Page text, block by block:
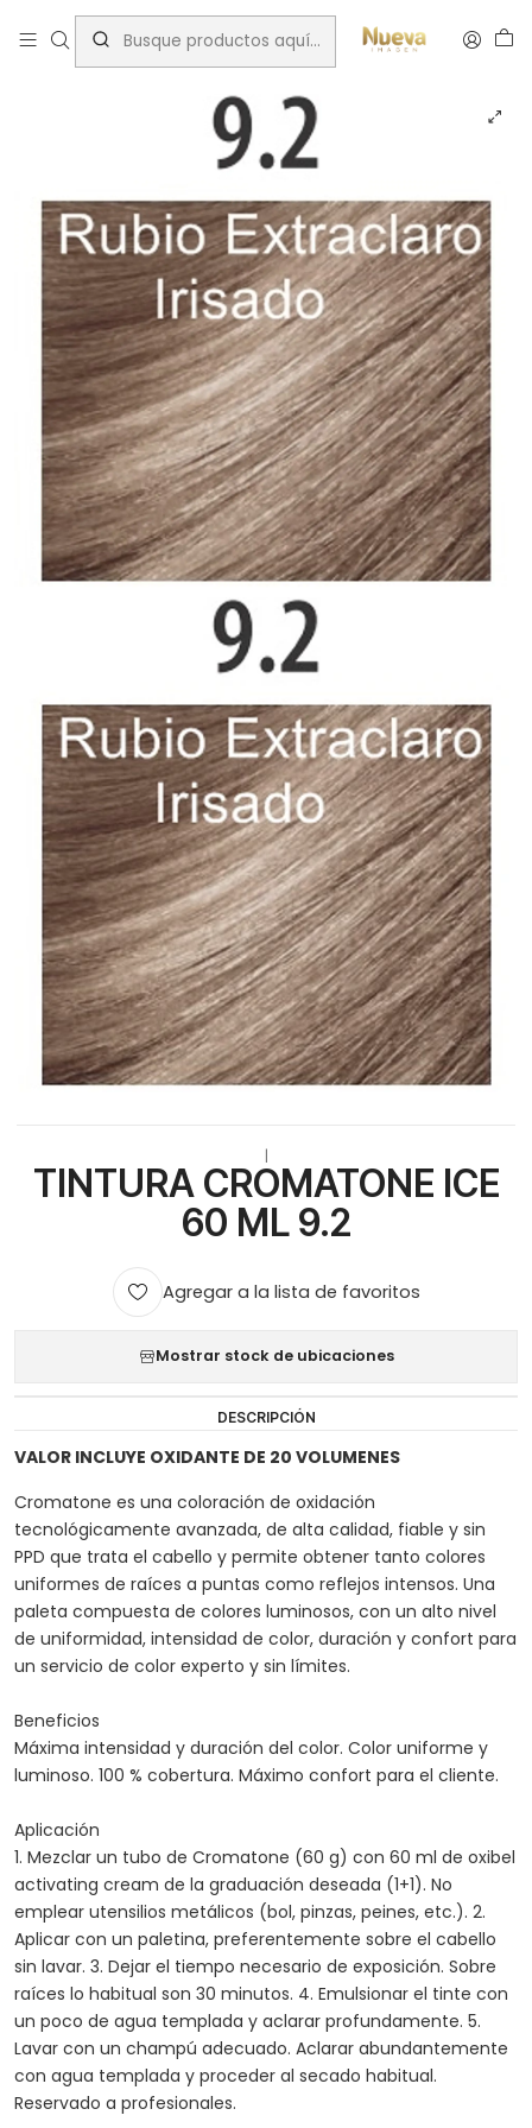
Inicio Cromatone TINTURA CROMATONE ICE 60 ML 9.2
TINTURA CROMATONE ICE
60 ML 9.2
Agregar a la lista de favoritos
Mostrar stock de ubicaciones
DESCRIPCIÓN
VALOR INCLUYE OXIDANTE DE 20 VOLUMENES
Cromatone es una coloración de oxidación
tecnológicamente avanzada, de alta calidad, fiable y sin
PPD que trata el cabello y permite obtener tanto colores
uniformes de raíces a puntas como reflejos intensos. Una
paleta compuesta de colores luminosos, con un alto nivel
de uniformidad, intensidad de color, duración y confort para
un servicio de color experto y sin límites.
Beneficios
Máxima intensidad y duración del color. Color uniforme y
luminoso. 100 % cobertura. Máximo confort para el cliente.
Aplicación
1. Mezclar un tubo de Cromatone (60 g) con 60 ml de oxibel
activating cream de la graduación deseada (1+1). No
emplear utensilios metálicos (bol, pinzas, peines, etc.). 2.
Aplicar con un paletina, preferentemente sobre el cabello
sin lavar. 3. Dejar el tiempo necesario de exposición. Sobre
raíces lo habitual son 30 minutos. 4. Emulsionar el tinte con
un poco de agua templada y aclarar profundamente. 5.
Lavar con un champú adecuado. Aclarar abundantemente
con agua templada y proceder al secado habitual.
Reservado a profesionales.